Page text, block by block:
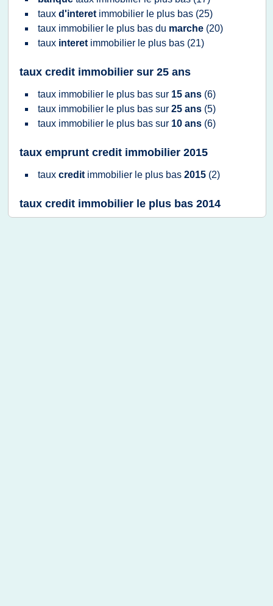
taux d'interet immobilier le plus bas (25)
taux immobilier le plus bas du marche (20)
taux interet immobilier le plus bas (21)
taux credit immobilier sur 25 ans
taux immobilier le plus bas sur 15 ans (6)
taux immobilier le plus bas sur 25 ans (5)
taux immobilier le plus bas sur 10 ans (6)
taux emprunt credit immobilier 2015
taux credit immobilier le plus bas 2015 (2)
taux credit immobilier le plus bas 2014